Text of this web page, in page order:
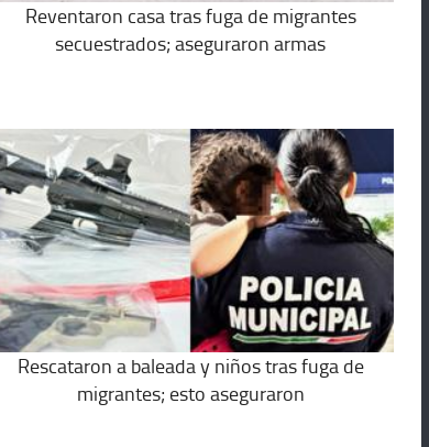
Reventaron casa tras fuga de migrantes
secuestrados; aseguraron armas
Rescataron a baleada y niños tras fuga de
migrantes; esto aseguraron